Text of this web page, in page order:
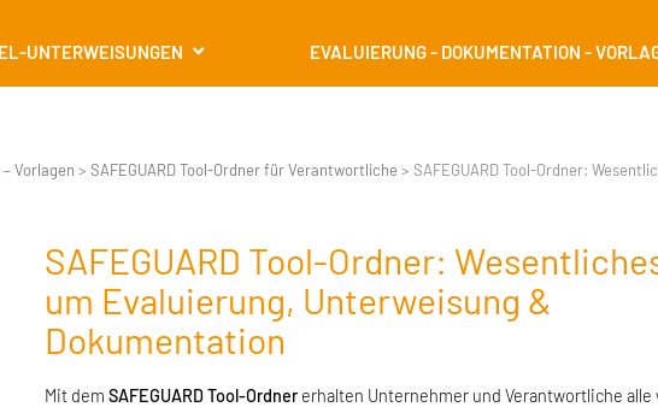
UNTERWEISUNGEN EVALUIERUNG - DOKUMENTATION -
Vorlagen > SAFEGUARD Tool-Ordner für Verantwortliche > SAFEGUARD Tool-Ordner:
SAFEGUARD Tool-Ordner:
um Evaluierung, Unterweisung &
Dokumentation
Mit dem SAFEGUARD Tool-Ordnererhalten Unternehmer und Verantwortliche alle